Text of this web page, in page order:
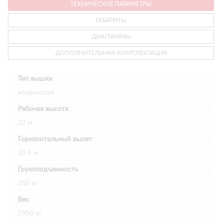
ТЕХНИЧЕСКИЕ ПАРАМЕТРЫ
ГАБАРИТЫ
ДИАГРАММЫ
ДОПОЛНИТЕЛЬНАЯ КОМПЛЕКТАЦИЯ
Тип вышки
коленчатая
Рабочая высота
22 м
Горизонтальный вылет
10.9 м
Грузоподъемность
250 кг
Вес
2990 кг